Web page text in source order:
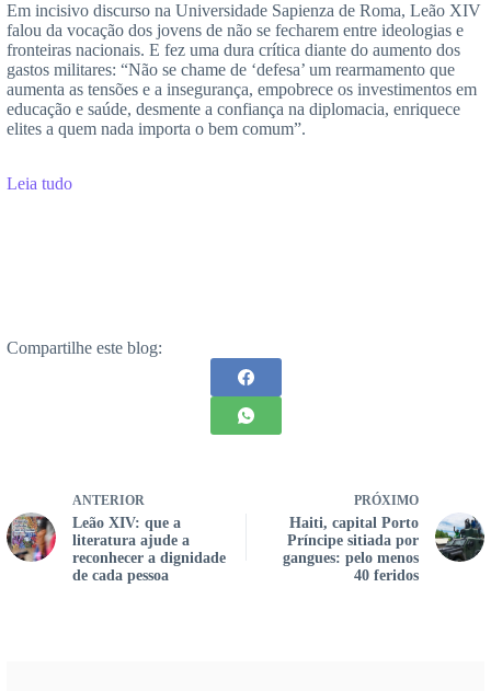
Em incisivo discurso na Universidade Sapienza de Roma, Leão XIV
falou da vocação dos jovens de não se fecharem entre ideologias e
fronteiras nacionais. E fez uma dura crítica diante do aumento dos
gastos militares: “Não se chame de ‘defesa’ um rearmamento que
aumenta as tensões e a insegurança, empobrece os investimentos em
educação e saúde, desmente a confiança na diplomacia, enriquece
elites a quem nada importa o bem comum”.
Leia tudo
Compartilhe este blog:
ANTERIOR
Leão XIV: que a
literatura ajude a
reconhecer a dignidade
de cada pessoa
PRÓXIMO
Haiti, capital Porto
Príncipe sitiada por
gangues: pelo menos
40 feridos